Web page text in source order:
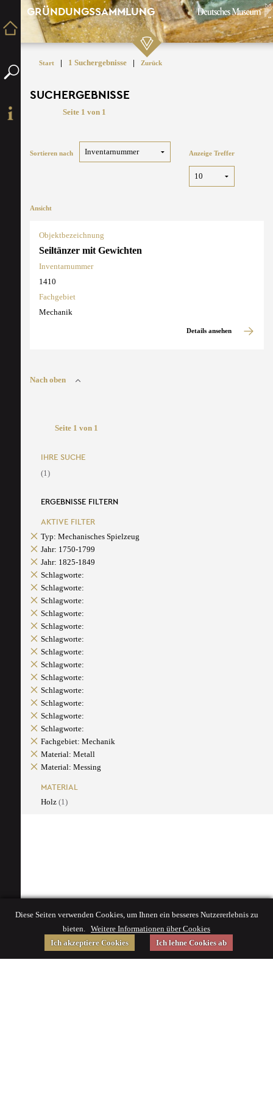
GRÜNDUNGSSAMMLUNG
Start | 1 Suchergebnisse | Zurück
SUCHERGEBNISSE
Seite 1 von 1
Sortieren nach Anzeige Treffer
Ansicht
Objektbezeichnung
Seiltänzer mit Gewichten
Inventarnummer
1410
Fachgebiet
Mechanik
Details ansehen
Nach oben
Seite 1 von 1
IHRE SUCHE
(1)
ERGEBNISSE FILTERN
AKTIVE FILTER
Typ: Mechanisches Spielzeug
Jahr: 1750-1799
Jahr: 1825-1849
Schlagworte:
Schlagworte:
Schlagworte:
Schlagworte:
Schlagworte:
Schlagworte:
Schlagworte:
Schlagworte:
Schlagworte:
Schlagworte:
Schlagworte:
Schlagworte:
Schlagworte:
Fachgebiet: Mechanik
Material: Metall
Material: Messing
MATERIAL
Holz (1)
Diese Seiten verwenden Cookies, um Ihnen ein besseres Nutzererlebnis zu
bieten. Weitere Informationen über Cookies
Ich akzeptiere Cookies
Ich lehne Cookies ab